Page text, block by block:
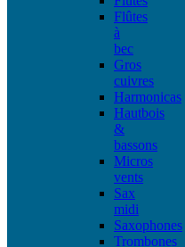
Flûtes
à
bec
Gros
cuivres
Harmonicas
Hautbois
&
bassons
Micros
vents
Sax
midi
Saxophones
Trombones